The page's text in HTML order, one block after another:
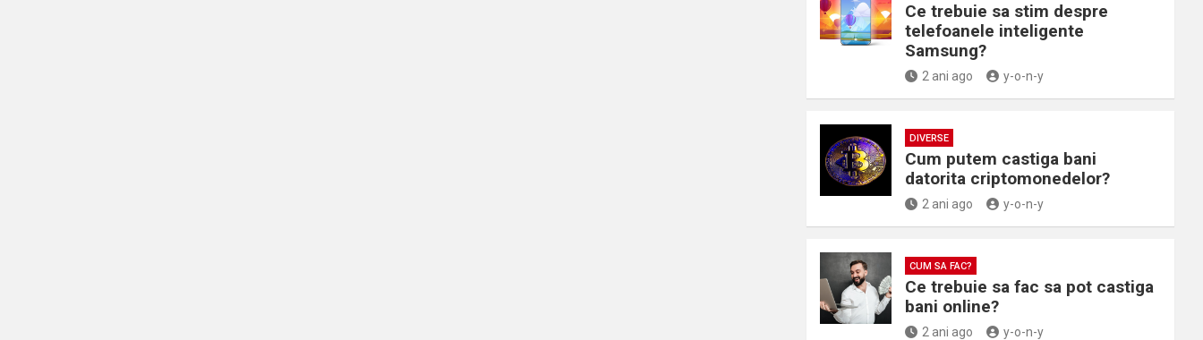
Ce trebuie sa stim despre
telefoanele inteligente
Samsung?
2 ani ago y-o-n-y
DIVERSE
Cum putem castiga bani
datorita criptomonedelor?
2 ani ago y-o-n-y
CUM SA FAC?
Ce trebuie sa fac sa pot castiga
bani online?
2 ani ago y-o-n-y